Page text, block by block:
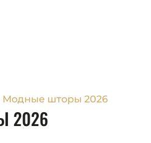
Модные шторы 2026
2026